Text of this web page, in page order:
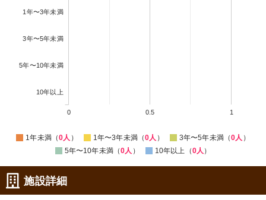
1年〜3年未満
3年〜5年未満
5年〜10年未満
10年以上
0 0.5 1
1年未満（0人 ） 1年〜3年未満（0人 ） 3年〜5年未満（0人 ）
5年〜10年未満（0人 ） 10年以上（0人 ）
施設詳細